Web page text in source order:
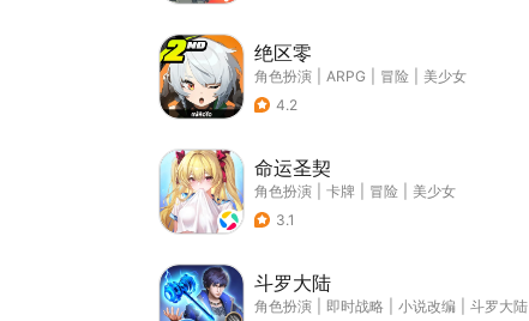
绝区零
角色扮演 ARPG 冒险
美少女
4.2
命运圣契
角色扮演 卡牌 冒险
美少女
3.1
斗罗大陆
角色扮演 即时战略 小说改编
斗罗大陆